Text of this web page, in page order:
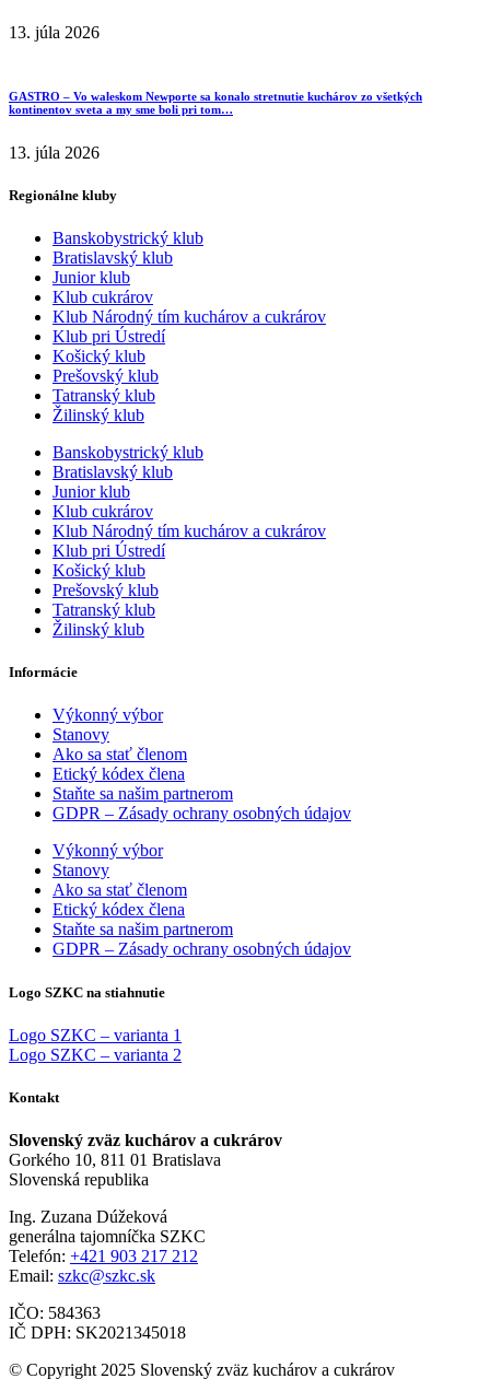
13. júla 2026
GASTRO – Vo waleskom Newporte sa konalo stretnutie kuchárov zo všetkých
kontinentov sveta a my sme boli pri tom…
13. júla 2026
Regionálne kluby
Banskobystrický klub
Bratislavský klub
Junior klub
Klub cukrárov
Klub Národný tím kuchárov a cukrárov
Klub pri Ústredí
Košický klub
Prešovský klub
Tatranský klub
Žilinský klub
Banskobystrický klub
Bratislavský klub
Junior klub
Klub cukrárov
Klub Národný tím kuchárov a cukrárov
Klub pri Ústredí
Košický klub
Prešovský klub
Tatranský klub
Žilinský klub
Informácie
Výkonný výbor
Stanovy
Ako sa stať členom
Etický kódex člena
Staňte sa našim partnerom
GDPR – Zásady ochrany osobných údajov
Výkonný výbor
Stanovy
Ako sa stať členom
Etický kódex člena
Staňte sa našim partnerom
GDPR – Zásady ochrany osobných údajov
Logo SZKC na stiahnutie
Logo SZKC – varianta 1
Logo SZKC – varianta 2
Kontakt
Slovenský zväz kuchárov a cukrárov
Gorkého 10, 811 01 Bratislava
Slovenská republika
Ing. Zuzana Dúžeková
generálna tajomníčka SZKC
Telefón: +421 903 217 212
Email: szkc@szkc.sk
IČO: 584363
IČ DPH: SK2021345018
© Copyright 2025 Slovenský zväz kuchárov a cukrárov